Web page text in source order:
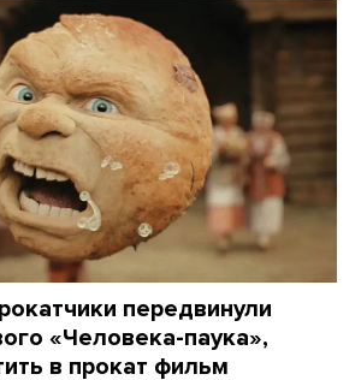
передвинули
«Человека-паука»,
в прокат фильм